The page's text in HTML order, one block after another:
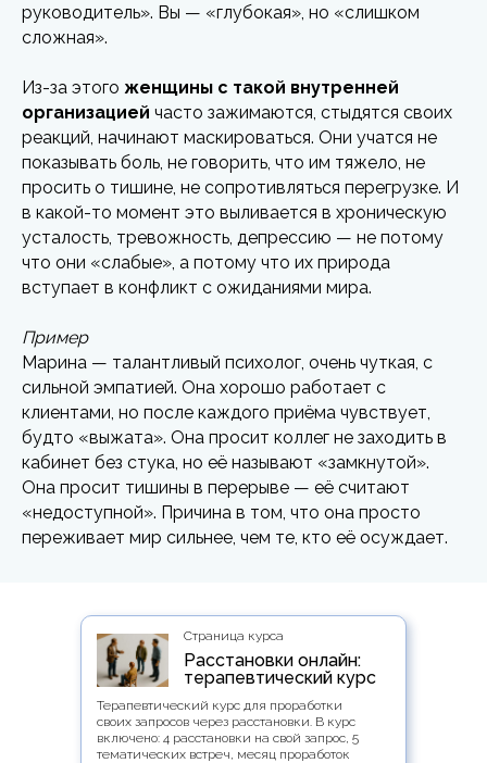
руководитель». Вы — «глубокая», но «слишком
сложная».
Из-за этого женщины с такой внутренней
организацией часто зажимаются, стыдятся своих
реакций, начинают маскироваться. Они учатся не
показывать боль, не говорить, что им тяжело, не
просить о тишине, не сопротивляться перегрузке. И
в какой-то момент это выливается в хроническую
усталость, тревожность, депрессию — не потому
что они «слабые», а потому что их природа
вступает в конфликт с ожиданиями мира.
Пример
Марина — талантливый психолог, очень чуткая, с
сильной эмпатией. Она хорошо работает с
клиентами, но после каждого приёма чувствует,
будто «выжата». Она просит коллег не заходить в
кабинет без стука, но её называют «замкнутой».
Она просит тишины в перерыве — её считают
«недоступной». Причина в том, что она просто
переживает мир сильнее, чем те, кто её осуждает.
Страница курса
Терапевтический курс для проработки
своих запросов через расстановки. В курс
включено: 4 расстановки на свой запрос, 5
тематических встреч, месяц проработок
Расстановки онлайн:
терапевтический курс